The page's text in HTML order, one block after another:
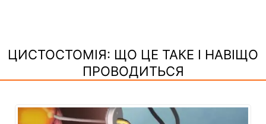
ЦИСТОСТОМІЯ: ЩО ЦЕ ТАКЕ І НАВІЩО
ПРОВОДИТЬСЯ